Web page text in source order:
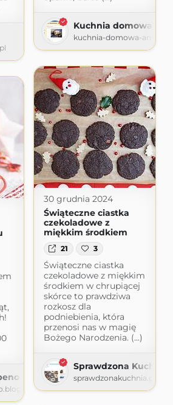
Kuchnia domowa Ani
kuchnia-domowa-
30 grudnia 2024
Świąteczne ciastka
czekoladowe z
miękkim środkiem
21 3
Świąteczne ciastka
czekoladowe z miękkim
środkiem w chrupiącej
skórce to prawdziwa
rozkosz dla
podniebienia, która
przenosi nas w magię
Bożego Narodzenia. (...)
Sprawdzona Kuchnia
sprawdzonakuchnia.pl